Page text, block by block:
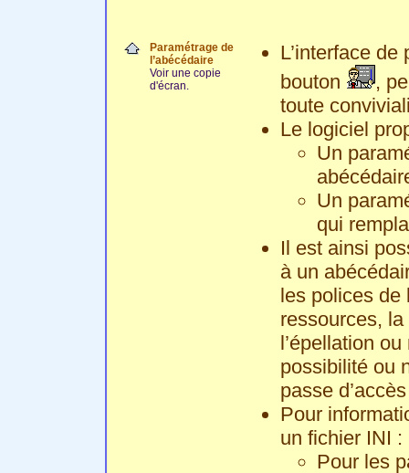
Paramétrage de
l’abécédaire
Voir une copie
d'écran.
L’interface
bouton
,
toute
Le logiciel
Un
Un
qui
Il est ainsi
à un
les polices de
ressources,
l’épellation
possibilité ou
passe
Pour
un fichier INI :
Pour les